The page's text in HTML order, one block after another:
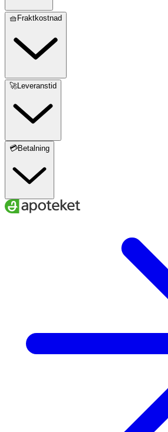
🧺Fraktkostnad
🚀Leveranstid
💳Betalning